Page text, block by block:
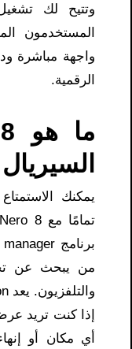
وتتيح لك
واجهة مباشرة
الرقمية.
السيريال Myegy؟
يمكنك
من يبحث عن
إذا كنت تريد
أي مكان أو